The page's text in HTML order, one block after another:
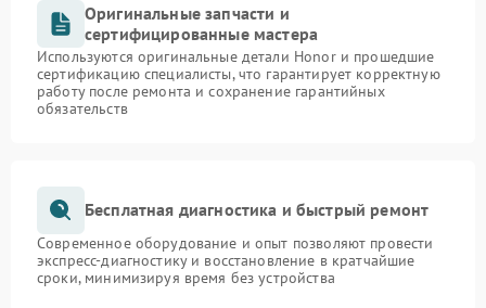
Оригинальные запчасти и
сертифицированные мастера
Используются оригинальные детали Honor и прошедшие
сертификацию специалисты, что гарантирует корректную
работу после ремонта и сохранение гарантийных
обязательств
Бесплатная диагностика и быстрый ремонт
Современное оборудование и опыт позволяют провести
экспресс-диагностику и восстановление в кратчайшие
сроки, минимизируя время без устройства